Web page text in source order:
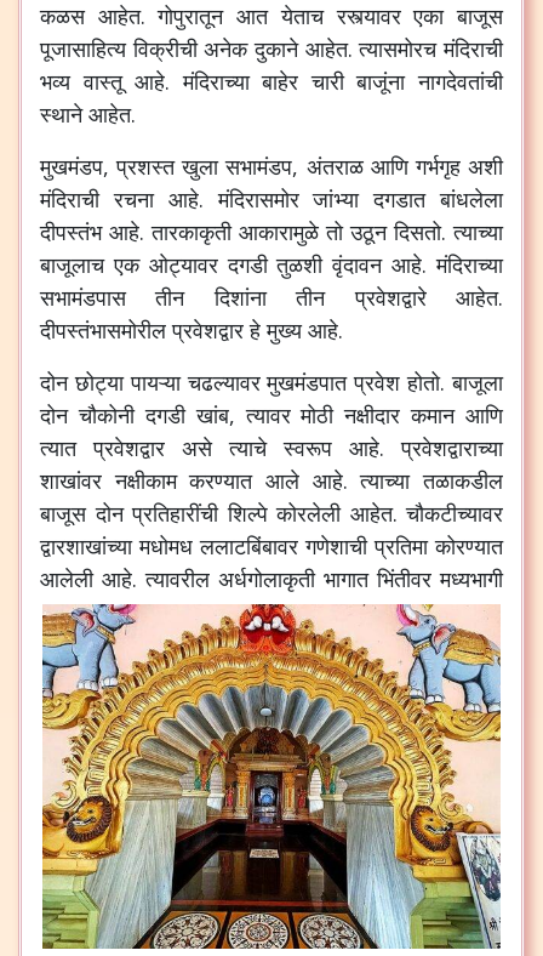
कळस आहेत.गोपुरातून आत येताच रस्त्यावर एका बाजूस
पूजासाहित्य विक्रीची अनेक दुकाने आहेत.त्यासमोरच मंदिराची
भव्य वास्तू आहे.मंदिराच्या बाहेर चारी बाजूंना नागदेवतांची
स्थाने आहेत.
मुखमंडप,प्रशस्त खुला सभामंडप, अंतराळ आणि गर्भगृह अशी
मंदिराची रचना आहे.मंदिरासमोर जांभ्या दगडात बांधलेला
दीपस्तंभ आहे.तारकाकृती आकारामुळे तो उठून दिसतो.त्याच्या
बाजूलाच एक ओट्यावर दगडी तुळशी वृंदावन आहे.मंदिराच्या
सभामंडपास
तीन दिशांना तीन प्रवेशद्वारे आहेत.
दीपस्तंभासमोरील प्रवेशद्वार हे मुख्य आहे.
दोन छोट्या पायऱ्या चढल्यावर मुखमंडपात प्रवेश होतो.बाजूला
दोन चौकोनी दगडी खांब,त्यावर मोठी नक्षीदार कमान आणि
त्यात प्रवेशद्वार असे त्याचे स्वरूप आहे.प्रवेशद्वाराच्या
शाखांवर नक्षीकाम करण्यात आले आहे.त्याच्या तळाकडील
बाजूस दोन प्रतिहारींची शिल्पे कोरलेली आहेत.चौकटीच्यावर
द्वारशाखांच्या मधोमध ललाटबिंबावर गणेशाची प्रतिमा कोरण्यात
आलेली आहे.त्यावरील अर्धगोलाकृती भागात भिंतीवर मध्यभागी